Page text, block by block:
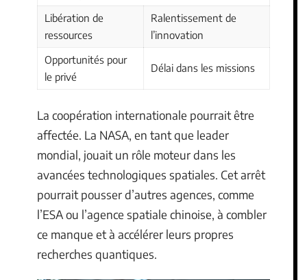
Libération de
ressources
Ralentissement de
l’innovation
Opportunités pour
le privé
Délai dans les missions
La coopération internationale pourrait être
affectée. La NASA, en tant que leader
mondial, jouait un rôle moteur dans les
avancées technologiques spatiales. Cet arrêt
pourrait pousser d’autres agences, comme
l’ESA ou l’agence spatiale chinoise, à combler
ce manque et à accélérer leurs propres
recherches quantiques.